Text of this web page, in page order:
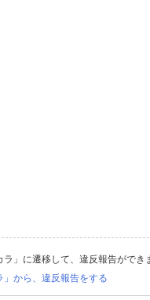
」に遷移して、違反報告ができ
」から、違反報告をする